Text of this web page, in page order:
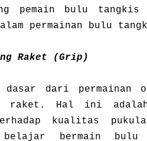
pemain bulu
permainan bulu
Raket (Grip)
dari permainan
raket. Hal ini
kualitas
belajar bermain bulu